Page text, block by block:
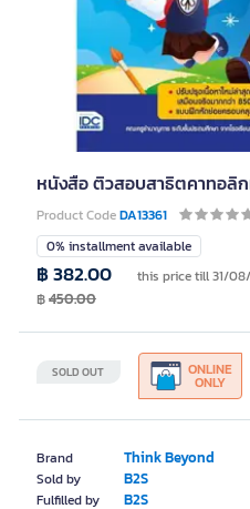
หนังสือ ติวสอบสาธิตคาทอลิก
Product CodeDA13361
Brand Think Beyond
Sold by B2S
Fulfilled by B2S
0% installment available
SOLD OUT ONLINE
ONLY
฿ 382.00 this price till 31/
฿450.00